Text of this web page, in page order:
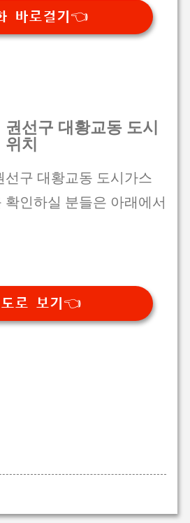
바로걸기👈
선구 대황교동 도시
치
선구 대황교동 도시가스
확인하실 분들은 아래에서
로 보기👈